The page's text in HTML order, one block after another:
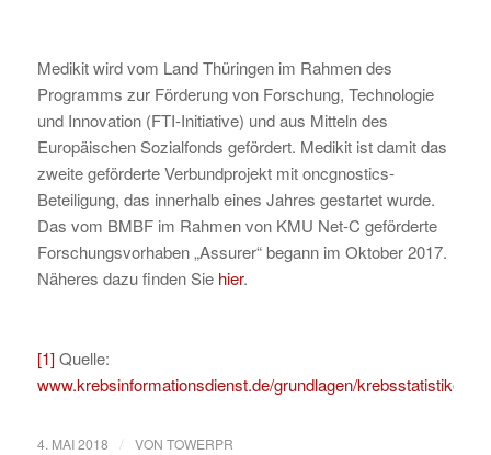
Medikit wird vom Land Thüringen im Rahmen des
Programms zur Förderung von Forschung, Technologie
und Innovation (FTI-Initiative) und aus Mitteln des
Europäischen Sozialfonds gefördert. Medikit ist damit das
zweite geförderte Verbundprojekt mit oncgnostics-
Beteiligung, das innerhalb eines Jahres gestartet wurde.
Das vom BMBF im Rahmen von KMU Net-C geförderte
Forschungsvorhaben „Assurer“ begann im Oktober 2017.
Näheres dazu finden Sie hier.
[1]Quelle:
www.krebsinformationsdienst.de/grundlagen/
4. MAI 2018 / VON TOWERPR